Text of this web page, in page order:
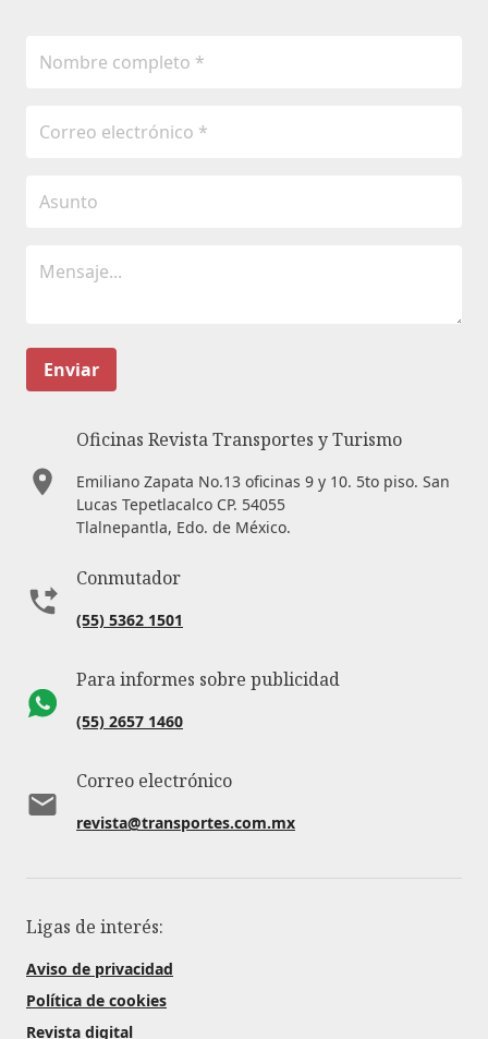
Enviar
Oficinas Revista Transportes y Turismo
Emiliano Zapata No.13 oficinas 9 y 10. 5to piso. San
Lucas Tepetlacalco CP. 54055
Tlalnepantla, Edo. de México.
Conmutador
(55) 5362 1501
Para informes sobre publicidad
(55) 2657 1460
Correo electrónico
revista@transportes.com.mx
Ligas de interés:
Aviso de privacidad
Política de cookies
Revista digital